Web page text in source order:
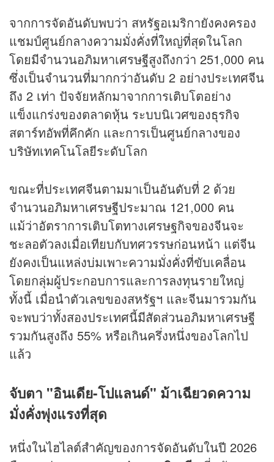
จากการจัดอันดับพบว่า สหรัฐอเมริกายังคงครอง
แชมป์ศูนย์กลางความมั่งคั่งที่ใหญ่ที่สุดในโลก
โดยมีจำนวนอภิมหาเศรษฐีสูงถึงกว่า 251,000 คน
ซึ่งเป็นจำนวนที่มากกว่าอันดับ 2 อย่างประเทศจีน
ถึง 2 เท่า ปัจจัยหลักมาจากการเติบโตอย่าง
แข็งแกร่งของตลาดหุ้น ระบบนิเวศของธุรกิจ
สตาร์ทอัพที่คึกคัก และการเป็นศูนย์กลางของ
บริษัทเทคโนโลยีระดับโลก
ขณะที่ประเทศจีนตามมาเป็นอันดับที่ 2 ด้วย
จำนวนอภิมหาเศรษฐีประมาณ 121,000 คน
แม้ว่าอัตราการเติบโตทางเศรษฐกิจของจีนจะ
ชะลอตัวลงเมื่อเทียบกับทศวรรษก่อนหน้า แต่จีน
ยังคงเป็นแหล่งบ่มเพาะความมั่งคั่งที่ขับเคลื่อน
โดยกลุ่มผู้ประกอบการและการลงทุนรายใหญ่
ทั้งนี้ เมื่อนำตัวเลขของสหรัฐฯ และจีนมารวมกัน
จะพบว่าทั้งสองประเทศนี้มีสัดส่วนอภิมหาเศรษฐี
รวมกันสูงถึง 55% หรือเกินครึ่งหนึ่งของโลกไป
แล้ว
จับตา "อินเดีย-โปแลนด์" ม้าเฉียวดความ
มั่งคั่งพุ่งแรงที่สุด
หนึ่งในไฮไลต์สำคัญของการจัดอันดับในปี 2026